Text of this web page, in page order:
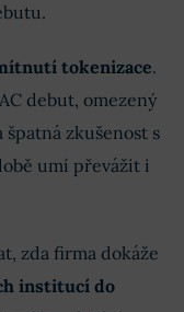
tokenizace.
debut, omezený
zkušenost s
umí převážit i
zda firma dokáže
institucí do